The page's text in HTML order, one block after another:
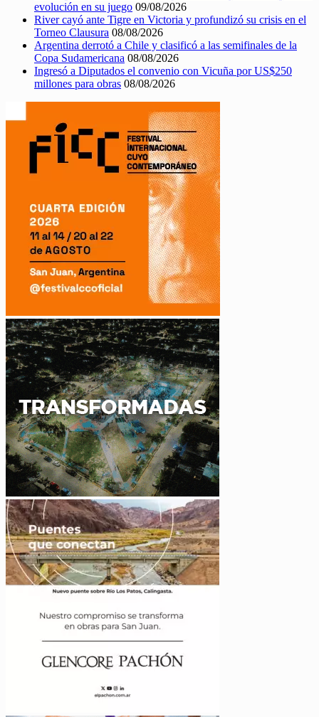
evolución en su juego 09/08/2026
River cayó ante Tigre en Victoria y profundizó su crisis en el
Torneo Clausura 08/08/2026
Argentina derrotó a Chile y clasificó a las semifinales de la
Copa Sudamericana 08/08/2026
Ingresó a Diputados el convenio con Vicuña por US$250
millones para obras 08/08/2026